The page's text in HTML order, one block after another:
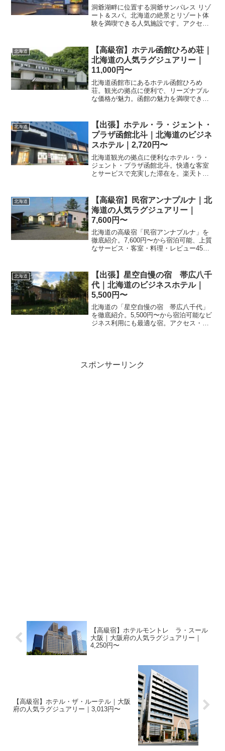
テル｜9,900円〜
洞爺湖畔に位置する洞爺サンパレス リゾ
ート＆スパ。北海道の絶景とリゾート体
験を満喫できる人気施設です。アクセス
ょう。
北海道
【高級宿】ホテル函館ひろめ荘｜
北海道の人気ラグジュアリー｜
11,000円〜
北海道函館市にあるホテル函館ひろめ
荘。観光の拠点に便利で、リーズナブル
な価格が魅力。函館の魅力を満喫できる
北海道
【出張】ホテル・ラ・ジェント・
プラザ函館北斗｜北海道のビジネ
スホテル｜2,720円〜
北海道観光の拠点に便利なホテル・ラ・
ジェント・プラザ函館北斗。快適な客室
とサービスで充実した滞在を。楽天トラ
ページへ。
北海道
【高級宿】民宿アンナプルナ｜北
海道の人気ラグジュアリー｜
7,600円〜
北海道の高級宿「民宿アンナプルナ」を
徹底紹介。7,600円〜から宿泊可能、上質
なサービス・客室・料理・レビュー45件
北海道
【出張】星空自慢の宿 帯広八千
代｜北海道のビジネスホテル｜
5,500円〜
北海道の「星空自慢の宿 帯広八千代」
を徹底紹介。5,500円〜から宿泊可能なビ
ジネス利用にも最適な宿。アクセス・設
スポンサーリンク
【高級宿】ホテルモントレ ラ・スール
大阪｜大阪府の人気ラグジュアリー｜
4,250円〜
【高級宿】ホテル・ザ・ルーテル｜大阪
府の人気ラグジュアリー｜3,013円〜